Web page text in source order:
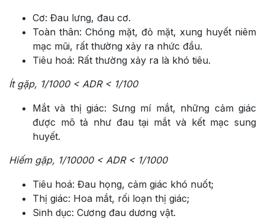
Cơ: Đau lưng, đau cơ.
Toàn thân: Chóng mặt, đỏ mặt, xung huyết niêm
mạc mũi, rất thường xảy ra nhức đầu.
Tiêu hoá: Rất thường xảy ra là khó tiêu.
Ít gặp, 1/1000 < ADR < 1/100
Mắt và thị giác: Sưng mí mắt, những cảm giác
được mô tả như đau tại mắt và kết mạc sung
huyết.
Hiếm gặp, 1/10000 < ADR < 1/1000
Tiêu hoá: Đau họng, cảm giác khó nuốt;
Thị giác: Hoa mắt, rối loạn thị giác;
Sinh dục: Cương đau dương vật.